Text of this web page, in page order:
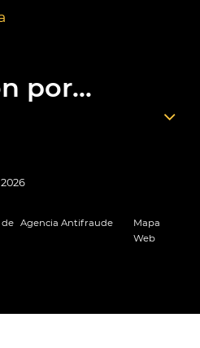
por...
2026
de Agencia Antifraude
Mapa
Web